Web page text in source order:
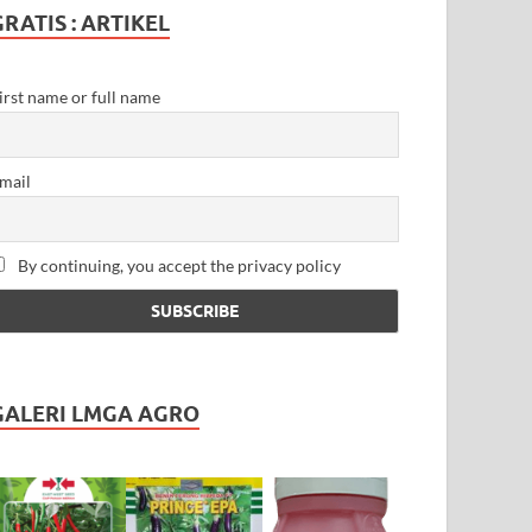
: ARTIKEL
name or full name
By continuing, you accept the privacy policy
LMGA AGRO